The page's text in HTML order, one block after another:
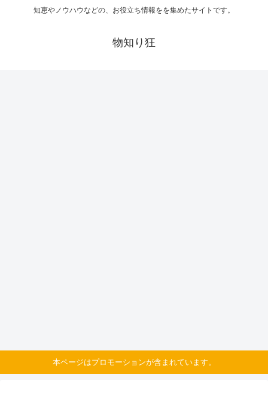
知恵やノウハウなどの、お役立ち情報をを集めたサイトです。
物知り狂
本ページはプロモーションが含まれています。